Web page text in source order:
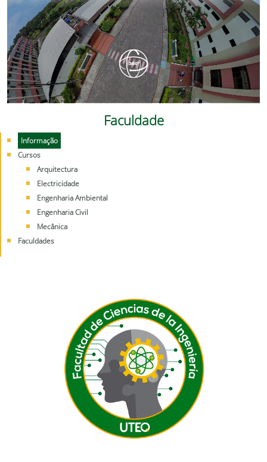
Faculdade
Informação
Cursos
Arquitectura
Electricidade
Engenharia Ambiental
Engenharia Civil
Mecânica
Faculdades